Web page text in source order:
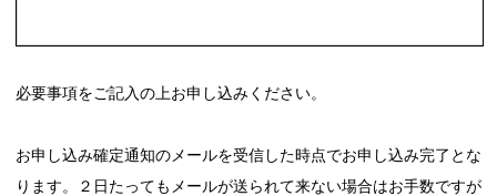
必要事項をご記入の上お申し込みください。
お申し込み確定通知のメールを受信した時点でお申し込み完了とな
ります。２日たってもメールが送られて来ない場合はお手数ですが